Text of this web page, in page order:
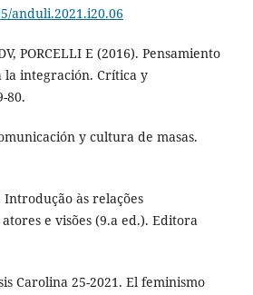
anduli.2021.i20.06
PORCELLI E (2016). Pensamiento
integración. Crítica y
80.
y cultura de masas.
Introdução às relações
e visões (9.a ed.). Editora
Carolina 25-2021. El feminismo